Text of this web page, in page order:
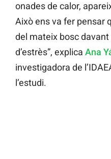
onades de calor,
Això ens va fer pensar
del mateix bosc
d’estrès”, explica Ana
investigadora de
l’estudi.